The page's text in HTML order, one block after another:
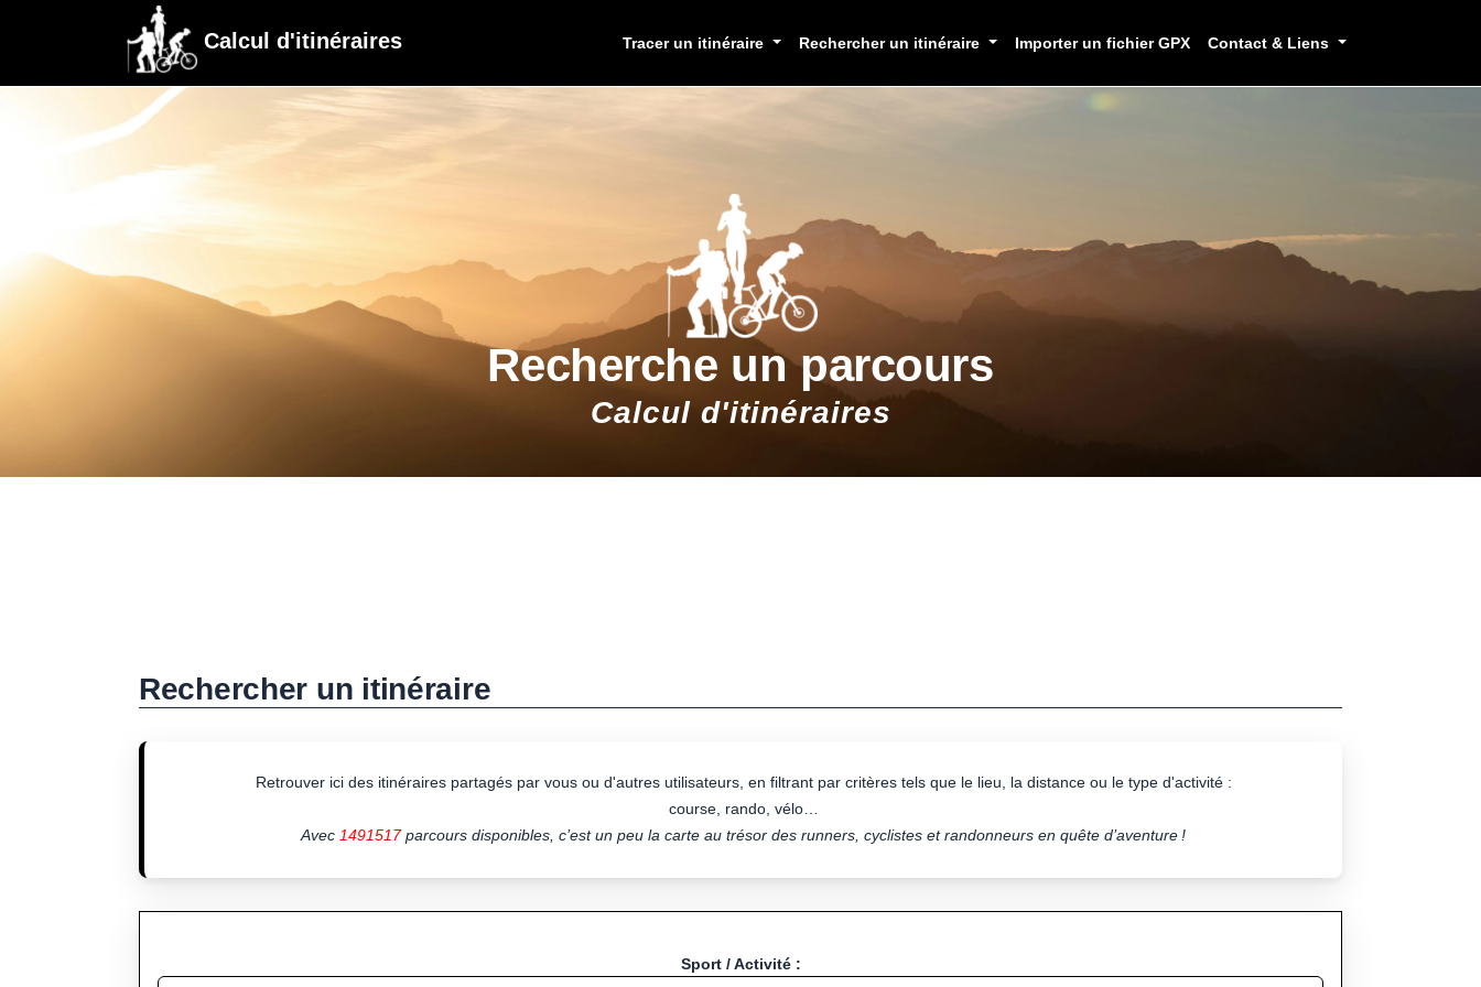
Calcul d'itinéraires Tracer un itinéraire Rechercher un itinéraire Importer un fichier GPX Contact & Liens
Recherche un parcours
Calcul d'itinéraires
Rechercher un itinéraire
Retrouver ici des itinéraires partagés par vous ou d'autres utilisateurs, en filtrant par critères tels que le lieu, la distance ou le type d'activité :
course, rando, vélo…
Avec 1491517parcours disponibles, c’est un peu la carte au trésor des runners, cyclistes et randonneurs en quête d’aventure !
Sport / Activité :